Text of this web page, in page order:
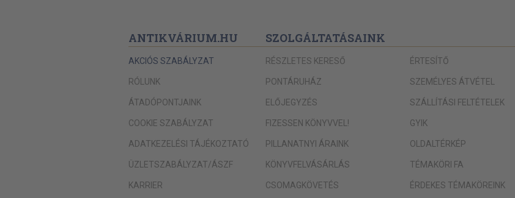
ANTIKVÁRIUM.HU
AKCIÓS SZABÁLYZAT
RÓLUNK
ÁTADÓPONTJAINK
COOKIE SZABÁLYZAT
ADATKEZELÉSI TÁJÉKOZTATÓ
ÜZLETSZABÁLYZAT/ÁSZF
KARRIER
SZOLGÁLTATÁSAINK
RÉSZLETES KERESŐ
PONTÁRUHÁZ
ELŐJEGYZÉS
FIZESSEN KÖNYVVEL!
PILLANATNYI ÁRAINK
KÖNYVFELVÁSÁRLÁS
CSOMAGKÖVETÉS
ÉRTESÍTŐ
SZEMÉLYES ÁTVÉTEL
SZÁLLÍTÁSI FELTÉTELEK
GYIK
OLDALTÉRKÉP
TÉMAKÖRI FA
ÉRDEKES TÉMAKÖREINK